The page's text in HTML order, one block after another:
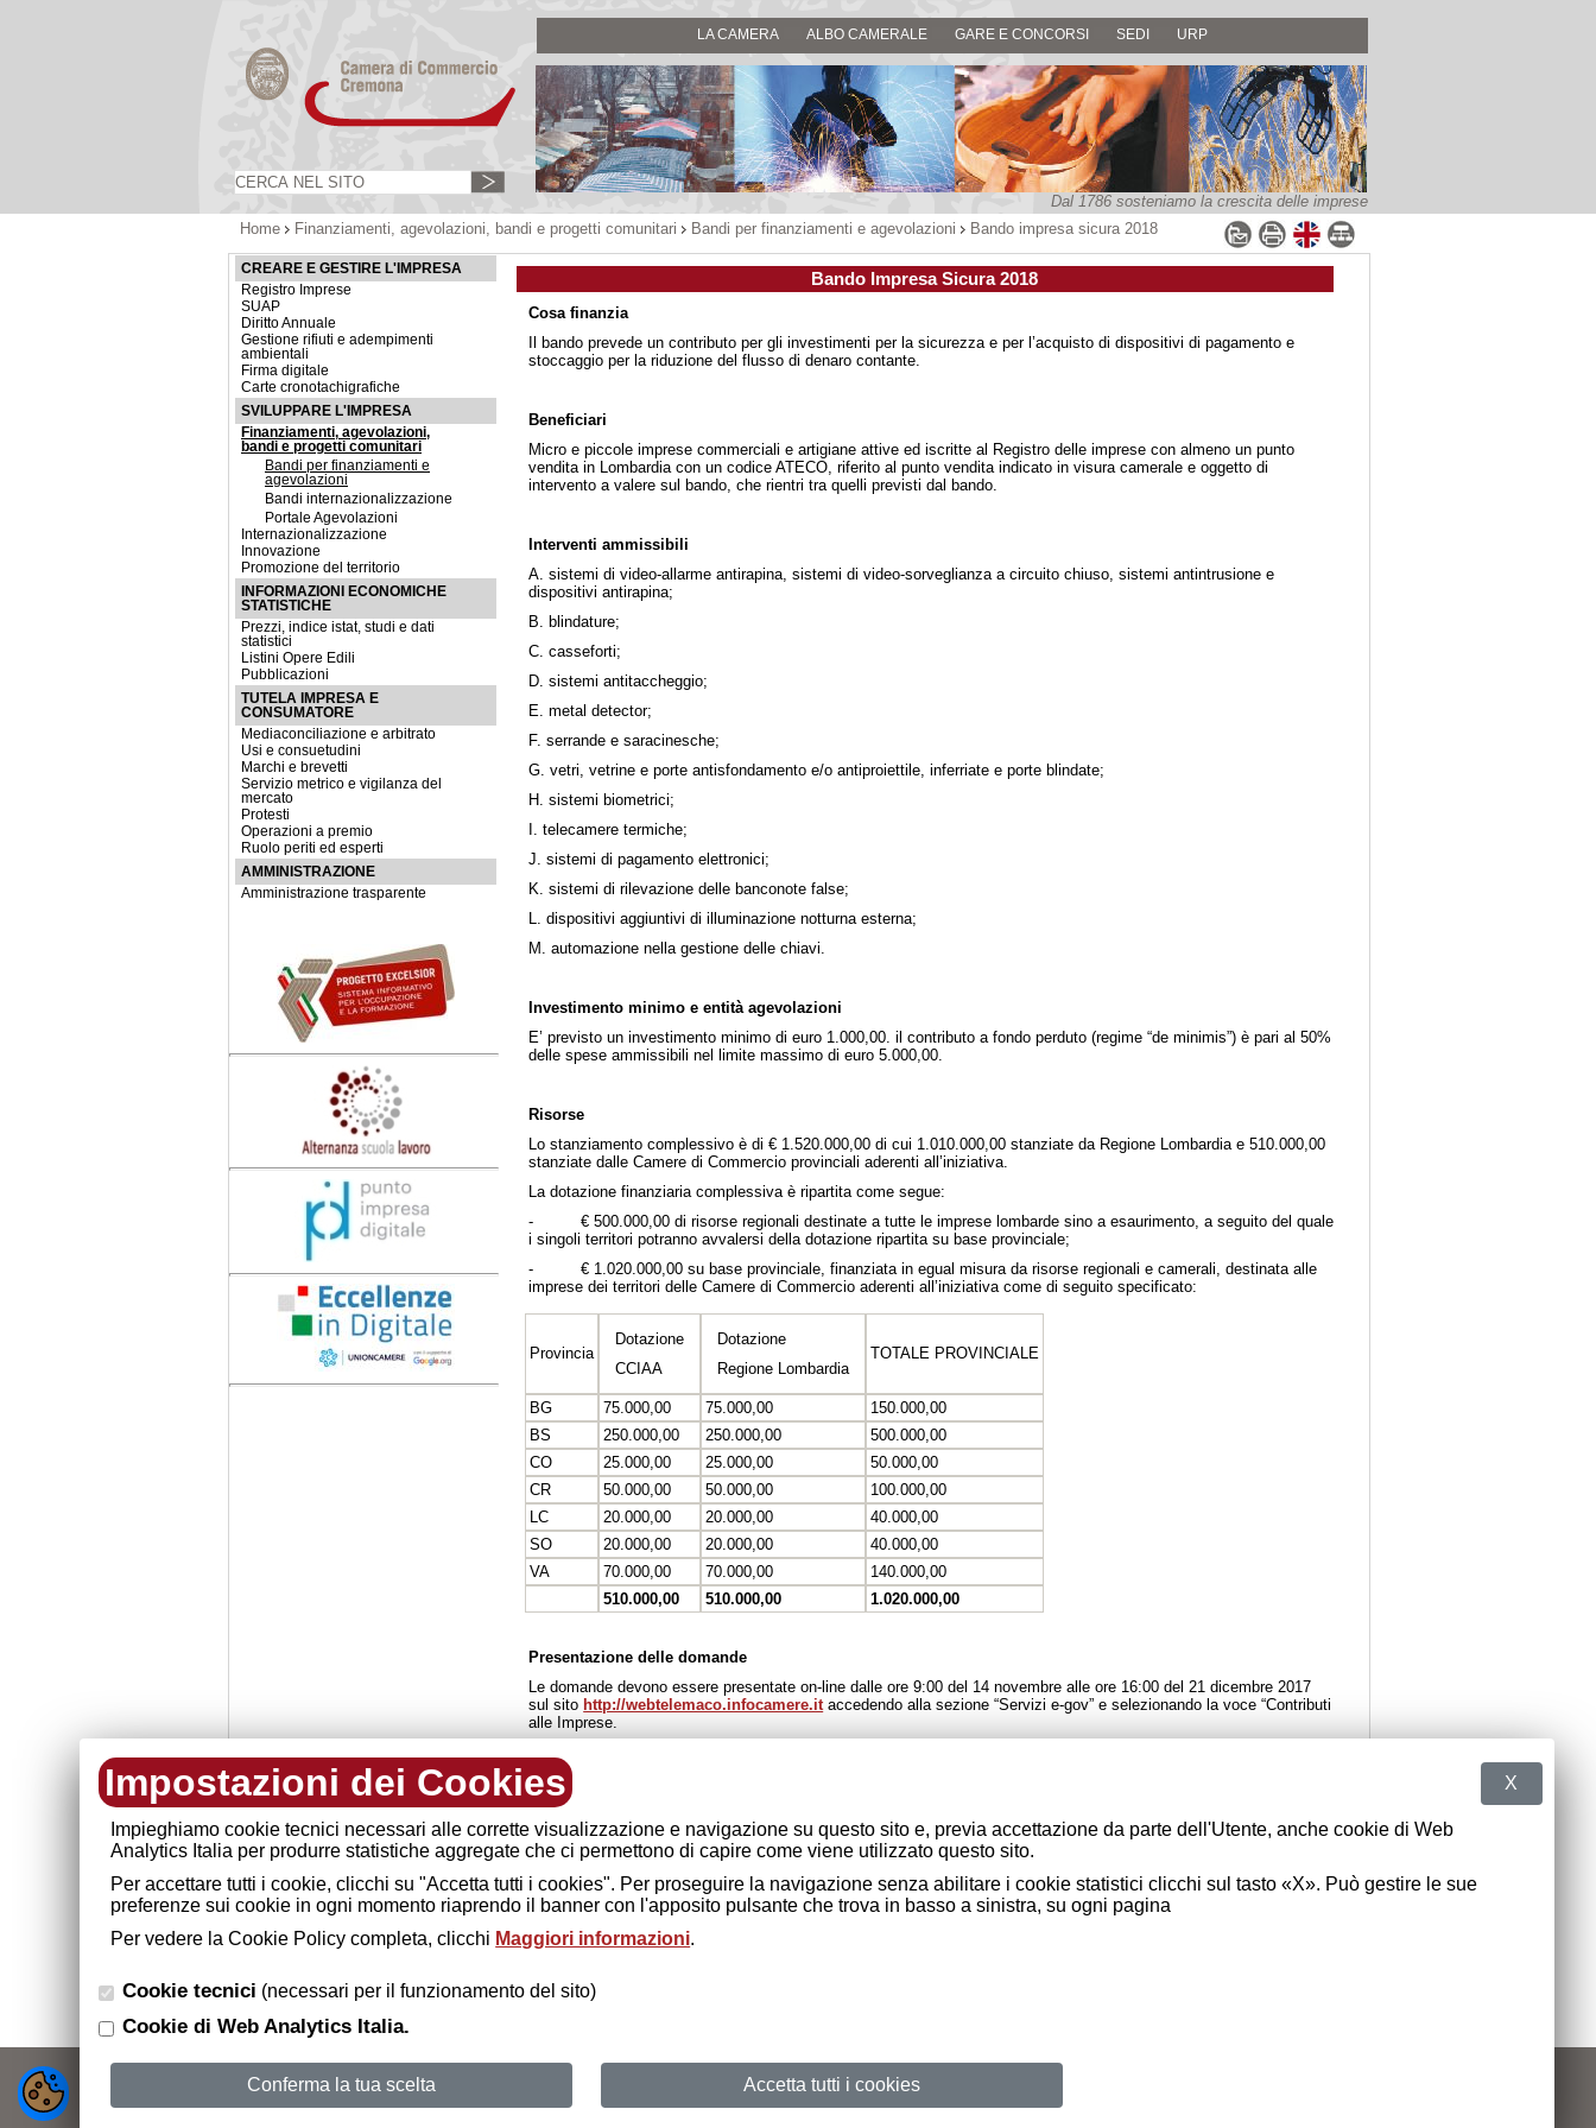
LA CAMERA ALBO CAMERALE GARE E CONCORSI SEDI URP
Dal 1786 sosteniamo la crescita delle imprese
Home
Finanziamenti, agevolazioni, bandi e progetti comunitari Bandi per finanziamenti e agevolazioni Bando impresa sicura 2018
CREARE E GESTIRE L'IMPRESA
Registro Imprese
SUAP
Diritto Annuale
Gestione rifiuti e adempimenti
ambientali
Firma digitale
Carte cronotachigrafiche
SVILUPPARE L'IMPRESA
Finanziamenti, agevolazioni,
bandi e progetti comunitari
Bandi per finanziamenti e
agevolazioni
Bandi internazionalizzazione
Portale Agevolazioni
Internazionalizzazione
Innovazione
Promozione del territorio
INFORMAZIONI ECONOMICHE
STATISTICHE
Prezzi, indice istat, studi e dati
statistici
Listini Opere Edili
Pubblicazioni
TUTELA IMPRESA E
CONSUMATORE
Mediaconciliazione e arbitrato
Usi e consuetudini
Marchi e brevetti
Servizio metrico e vigilanza del
mercato
Protesti
Operazioni a premio
Ruolo periti ed esperti
AMMINISTRAZIONE
Amministrazione trasparente
Bando Impresa Sicura 2018
Cosa finanzia
Il bando prevede un contributo per gli investimenti per la sicurezza e per l’acquisto di dispositivi di pagamento e
stoccaggio per la riduzione del flusso di denaro contante.
Beneficiari
Micro e piccole imprese commerciali e artigiane attive ed iscritte al Registro delle imprese con almeno un punto
vendita in Lombardia con un codice ATECO, riferito al punto vendita indicato in visura camerale e oggetto di
intervento a valere sul bando, che rientri tra quelli previsti dal bando.
Interventi ammissibili
A. sistemi di video-allarme antirapina, sistemi di video-sorveglianza a circuito chiuso, sistemi antintrusione e
dispositivi antirapina;
B. blindature;
C. casseforti;
D. sistemi antitaccheggio;
E. metal detector;
F. serrande e saracinesche;
G. vetri, vetrine e porte antisfondamento e/o antiproiettile, inferriate e porte blindate;
H. sistemi biometrici;
I. telecamere termiche;
J. sistemi di pagamento elettronici;
K. sistemi di rilevazione delle banconote false;
L. dispositivi aggiuntivi di illuminazione notturna esterna;
M. automazione nella gestione delle chiavi.
Investimento minimo e entità agevolazioni
E’ previsto un investimento minimo di euro 1.000,00. il contributo a fondo perduto (regime “de minimis”) è pari al 50%
delle spese ammissibili nel limite massimo di euro 5.000,00.
Risorse
Lo stanziamento complessivo è di € 1.520.000,00 di cui 1.010.000,00 stanziate da Regione Lombardia e 510.000,00
stanziate dalle Camere di Commercio provinciali aderenti all’iniziativa.
La dotazione finanziaria complessiva è ripartita come segue:
- € 500.000,00 di risorse regionali destinate a tutte le imprese lombarde sino a esaurimento, a seguito del quale
i singoli territori potranno avvalersi della dotazione ripartita su base provinciale;
- € 1.020.000,00 su base provinciale, finanziata in egual misura da risorse regionali e camerali, destinata alle
imprese dei territori delle Camere di Commercio aderenti all’iniziativa come di seguito specificato:
Provincia
Dotazione
CCIAA
Dotazione
Regione Lombardia
TOTALE PROVINCIALE
BG 75.000,00 75.000,00
150.000,00
BS
250.000,00 250.000,00
500.000,00
CO
25.000,00 25.000,00
50.000,00
CR
50.000,00 50.000,00
100.000,00
LC
20.000,00 20.000,00
40.000,00
SO
20.000,00 20.000,00
40.000,00
VA
70.000,00 70.000,00
140.000,00
510.000,00
510.000,00 1.020.000,00
Presentazione delle domande
Le domande devono essere presentate on-line dalle ore 9:00 del 14 novembre alle ore 16:00 del 21 dicembre 2017
sul sito http://webtelemaco.infocamere.itaccedendo alla sezione “Servizi e-gov” e selezionando la voce “Contributi
alle Imprese.
Informazioni
carla.ingoglia@lom.camcom.it
bandosicurezza2018@regione.lombardia.it
Documenti on-line
Vai alla documentazione disponibile su Unioncamere Lombardia
Camera di commercio di Cremona - Partita IVA 00306310194 - Codice Fiscale: 80000730194 - Codice Unico Ufficio: FN65JK
(Solo da PEC) - Email: cremona@cr.camcom.it
Impostazioni dei Cookies
Impieghiamo cookie tecnici necessari alle corrette visualizzazione e navigazione su questo sito e, previa accettazione da parte dell'Utente, anche cookie di Web
Analytics Italia per produrre statistiche aggregate che ci permettono di capire come viene utilizzato questo sito.
Per accettare tutti i cookie, clicchi su "Accetta tutti i cookies". Per proseguire la navigazione senza abilitare i cookie statistici clicchi sul tasto «X». Può gestire le sue
preferenze sui cookie in ogni momento riaprendo il banner con l'apposito pulsante che trova in basso a sinistra, su ogni pagina
Per vedere la Cookie Policy completa, clicchi Maggiori informazioni.
Cookie tecnici (necessari per il funzionamento del sito)
Cookie di Web Analytics Italia.
Conferma la tua scelta Accetta tutti i cookies
X